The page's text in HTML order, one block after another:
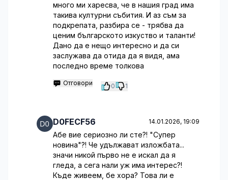
много ми харесва, че в нашия град има
такива културни събития. И аз съм за
подкрепата, разбира се - трябва да
ценим българското изкуство и таланти!
Дано да е нещо интересно и да си
заслужава да отида да я видя, ама
последно време толкова
Отговори 0 1
D0FECF56 14.01.2026, 19:09
Абе вие сериозно ли сте?! "Супер
новина"?! Че удължават изложбата...
значи никой първо не е искал да я
гледа, а сега нали уж има интерес?!
Къде живеем, бе хора? Това ли е